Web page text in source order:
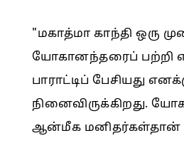
"மகாத்மா காந்தி ஒரு
யோகானந்தரைப் பற்றி
பாராட்டிப் பேசியது
நினைவிருக்கிறது.
ஆன்மீக மனிதர்கள்தான்